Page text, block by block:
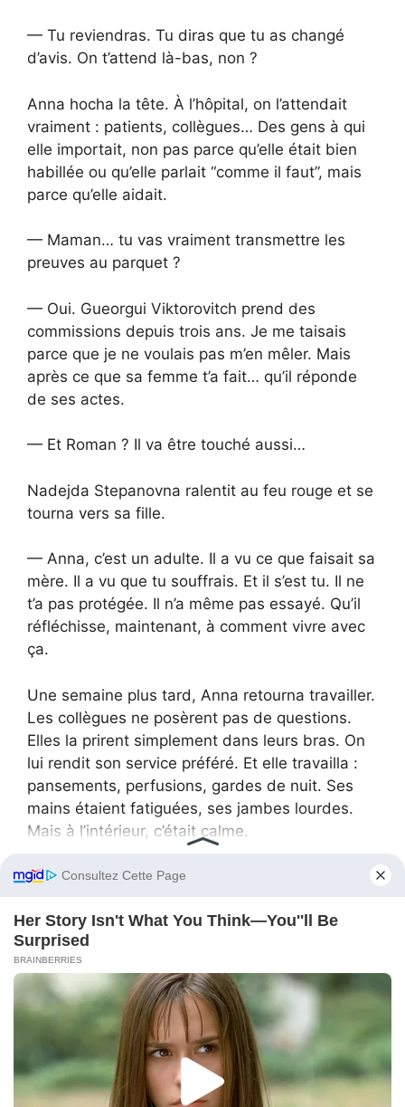
— Tu reviendras. Tu diras que tu as changé
d’avis. On t’attend là-bas, non ?
Anna hocha la tête. À l’hôpital, on l’attendait
vraiment : patients, collègues… Des gens à qui
elle importait, non pas parce qu’elle était bien
habillée ou qu’elle parlait “comme il faut”, mais
parce qu’elle aidait.
— Maman… tu vas vraiment transmettre les
preuves au parquet ?
— Oui. Gueorgui Viktorovitch prend des
commissions depuis trois ans. Je me taisais
parce que je ne voulais pas m’en mêler. Mais
après ce que sa femme t’a fait… qu’il réponde
de ses actes.
— Et Roman ? Il va être touché aussi…
Nadejda Stepanovna ralentit au feu rouge et se
tourna vers sa fille.
— Anna, c’est un adulte. Il a vu ce que faisait sa
mère. Il a vu que tu souffrais. Et il s’est tu. Il ne
t’a pas protégée. Il n’a même pas essayé. Qu’il
réfléchisse, maintenant, à comment vivre avec
ça.
Une semaine plus tard, Anna retourna travailler.
Les collègues ne posèrent pas de questions.
Elles la prirent simplement dans leurs bras. On
lui rendit son service préféré. Et elle travailla :
pansements, perfusions, gardes de nuit. Ses
mains étaient fatiguées, ses jambes lourdes.
Mais à l’intérieur, c’était calme.
Roman l’appela les trois premiers jours. Il
que sa mère s’excusait, que son père avait
démissionné, que la famille se disloquait, qu’il
avait besoin du soutien d’Anna.
Elle lisait… et supprimait. Sans répondre.
Le quatrième jour, il vint à l’hôpital. Il l’attendit
deux heures devant l’entrée. Quand Anna sortit